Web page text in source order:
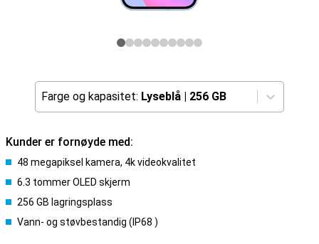
Farge og kapasitet: Lyseblå | 256 GB
Kunder er fornøyde med:
48 megapiksel kamera, 4k videokvalitet
6.3 tommer OLED skjerm
256 GB lagringsplass
Vann- og støvbestandig (IP68 )